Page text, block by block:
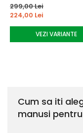
299,00 Lei
224,00 Lei
VEZI VARIANTE
Cum sa iti
manusi